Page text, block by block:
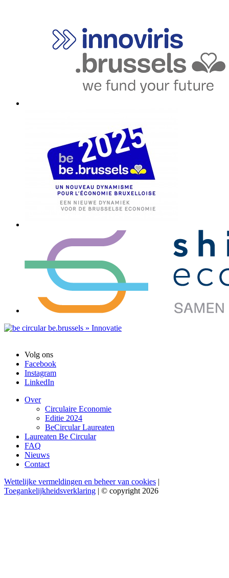
Volg ons
Facebook
Instagram
LinkedIn
Over
Circulaire Economie
Editie 2024
BeCircular Laureaten
Laureaten Be Circular
FAQ
Nieuws
Contact
Wettelijke vermeldingen en beheer van cookies |
Toegankelijkheidsverklaring | © copyright 2026